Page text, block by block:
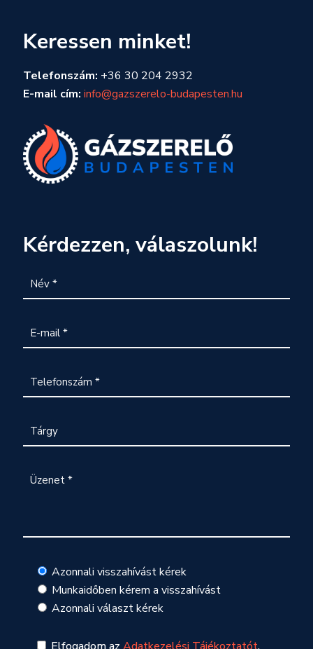
Keressen minket!
Telefonszám: +36 30 204 2932
E-mail cím: info@gazszerelo-budapesten.hu
Kérdezzen, válaszolunk!
Azonnali visszahívást kérek
Munkaidőben kérem a visszahívást
Azonnali választ kérek